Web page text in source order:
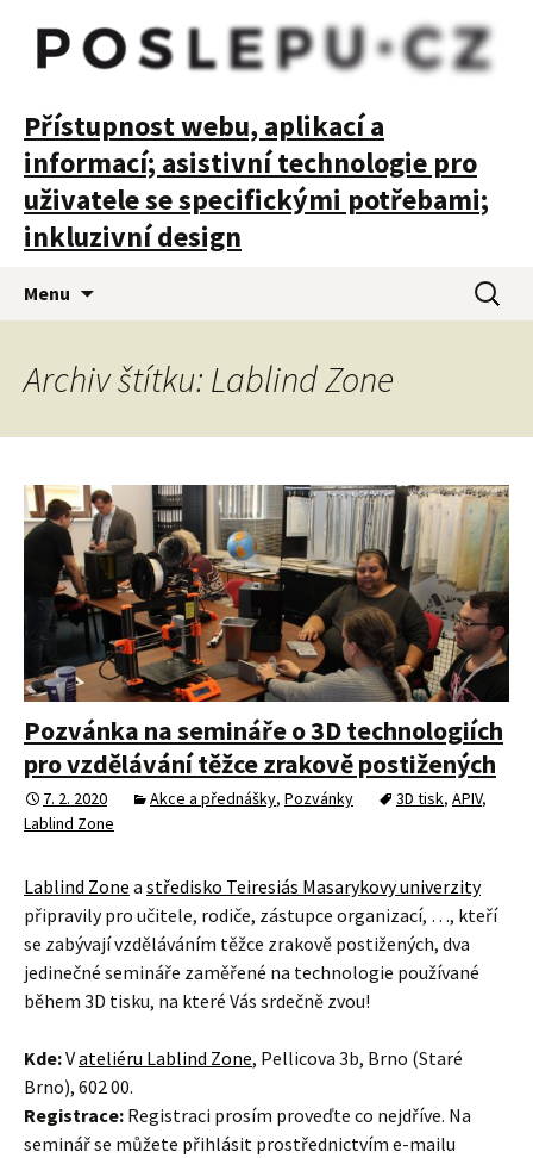
POSLEPU
Přístupnost webu, aplikací a
informací; asistivní technologie pro
uživatele se specifickými potřebami;
inkluzivní design
Menu
webu
Archiv štítku: Lablind Zone
Pozvánka na semináře o 3D technologiích
pro vzdělávání těžce zrakově postižených
7. 2. 2020 Akce a přednášky, Pozvánky 3D tisk, APIV,
Lablind Zone
Lablind Zone a středisko Teiresiás Masarykovy univerzity
připravily pro učitele, rodiče, zástupce organizací, …, kteří
se zabývají vzděláváním těžce zrakově postižených, dva
jedinečné semináře zaměřené na technologie používané
během 3D tisku, na které Vás srdečně zvou!
Kde:Vateliéru Lablind Zone, Pellicova 3b, Brno (Staré
Brno), 602 00.
Registrace: Registraci prosím proveďte co nejdříve. Na
seminář se můžete přihlásit prostřednictvím e-mailu